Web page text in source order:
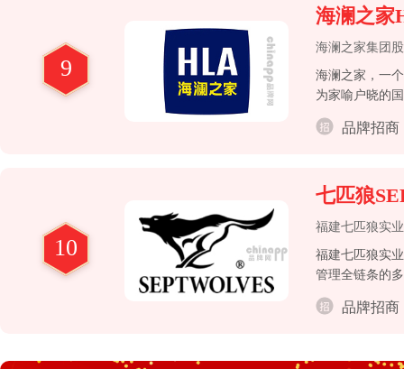
9
海澜之家
海澜之家集团
海澜之家，一
为家喻户晓的
品牌招商
10
七匹狼
福建七匹狼实
福建七匹狼实
管理全链条的
品牌招商